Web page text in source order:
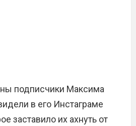
подписчики Максима
в его Инстаграме
заставило их ахнуть от